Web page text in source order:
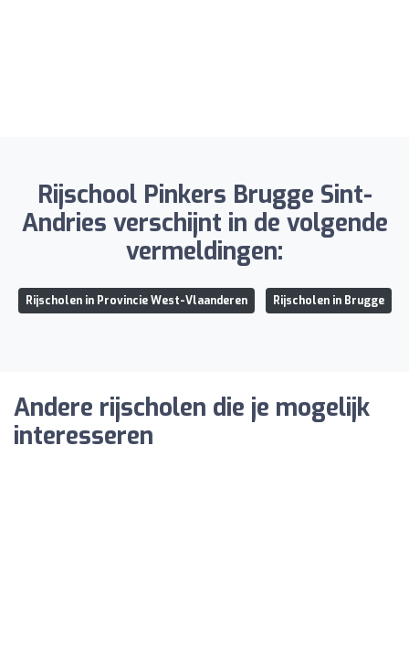
Rijschool Pinkers Brugge Sint-
Andries verschijnt in de volgende
vermeldingen:
Rijscholen in Provincie West-Vlaanderen Rijscholen in Brugge
Andere rijscholen die je mogelijk
interesseren